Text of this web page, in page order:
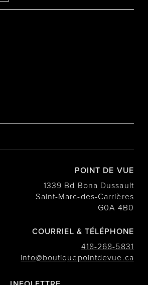
POINT DE VUE
1339 Bd Bona Dussault
Saint-Marc-des-Carrières
G0A 4B0
COURRIEL & TÉLÉPHONE
418-268-5831
info@boutiquepointdevue.ca